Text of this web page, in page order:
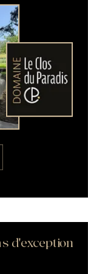
d'exception